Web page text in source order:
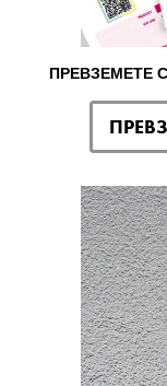
ПРЕВЗЕМЕТЕ